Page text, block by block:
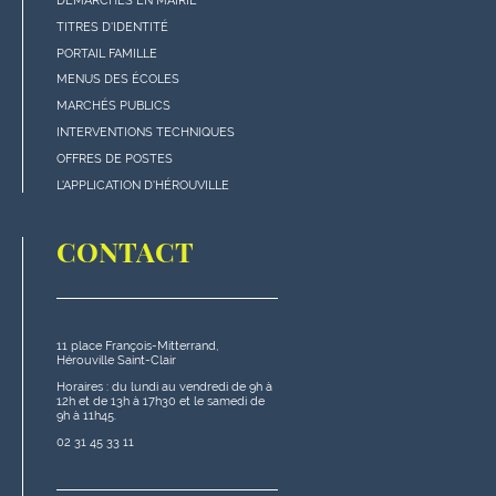
Menu
"Accès
rapides"
en
bas
de
page
TITRES D'IDENTITÉ
PORTAIL FAMILLE
MENUS DES ÉCOLES
MARCHÉS PUBLICS
INTERVENTIONS TECHNIQUES
OFFRES DE POSTES
L'APPLICATION D'HÉROUVILLE
CONTACT
11 place François-Mitterrand,
Hérouville Saint-Clair
Horaires : du lundi au vendredi de 9h à
12h et de 13h à 17h30 et le samedi de
9h à 11h45.
02 31 45 33 11